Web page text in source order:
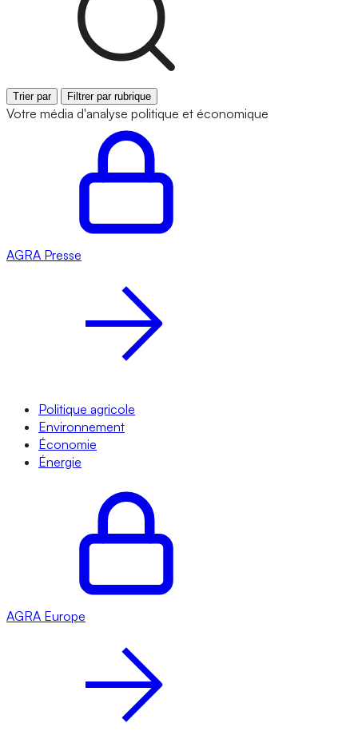
Trier par Filtrer par rubrique
Votre média d'analyse politique et économique
AGRA Presse
Politique agricole
Environnement
Économie
Énergie
AGRA Europe